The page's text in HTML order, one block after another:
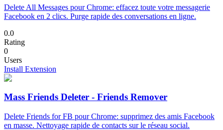
Delete All Messages pour Chrome: effacez toute votre messagerie
Facebook en 2 clics. Purge rapide des conversations en ligne.
0.0
Rating
0
Users
Install Extension
Mass Friends Deleter - Friends Remover
Delete Friends for FB pour Chrome: supprimez des amis Facebook
en masse. Nettoyage rapide de contacts sur le réseau social.